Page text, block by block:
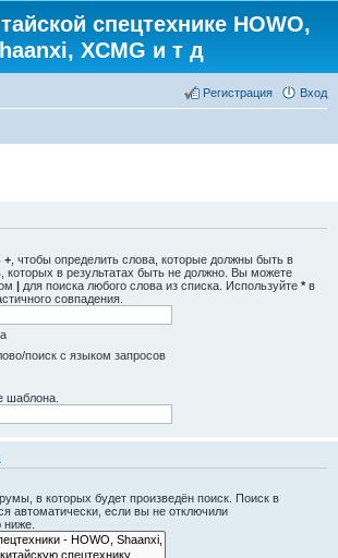
спецтехнике HOWO,
XCMG и т д
Вход
Регистрация
+ , чтобы определить слова, которые должны быть в
которых в результатах быть не должно. Вы можете
| для поиска любого слова из списка. Используйте * в
совпадения.
поиск с языком запросов
шаблона.
в которых будет произведён поиск. Поиск в
автоматически, если вы не отключили